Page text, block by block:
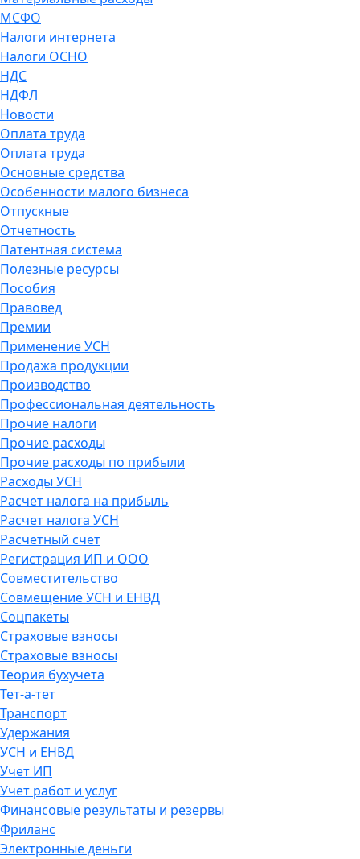
МСФО
Налоги интернета
Налоги ОСНО
НДС
НДФЛ
Новости
Оплата труда
Оплата труда
Основные средства
Особенности малого бизнеса
Отпускные
Отчетность
Патентная система
Полезные ресурсы
Пособия
Правовед
Премии
Применение УСН
Продажа продукции
Производство
Профессиональная деятельность
Прочие налоги
Прочие расходы
Прочие расходы по прибыли
Расходы УСН
Расчет налога на прибыль
Расчет налога УСН
Расчетный счет
Регистрация ИП и ООО
Совместительство
Совмещение УСН и ЕНВД
Соцпакеты
Страховые взносы
Страховые взносы
Теория бухучета
Тет-а-тет
Транспорт
Удержания
УСН и ЕНВД
Учет ИП
Учет работ и услуг
Финансовые результаты и резервы
Фриланс
Электронные деньги